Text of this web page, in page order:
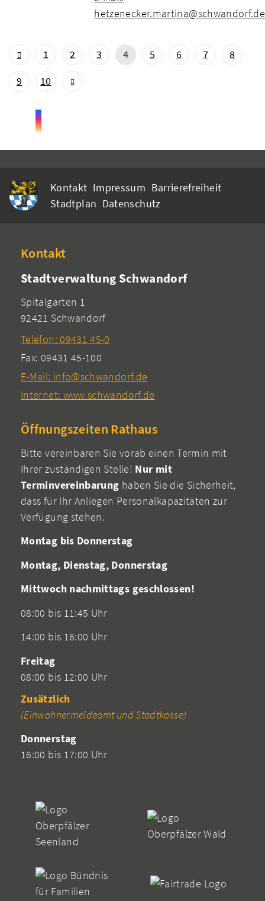
hetzenecker.martina@schwandorf.de
1 2 3 4 5 6 7
8
9
10
Kontakt Impressum Barrierefreiheit
Stadtplan Datenschutz
Kontakt
Stadtverwaltung Schwandorf
Spitalgarten 1
92421 Schwandorf
Telefon: 09431 45-0
Fax: 09431 45-100
E-Mail: info@schwandorf.de
Internet: www.schwandorf.de
Öffnungszeiten Rathaus
Bitte vereinbaren Sie vorab einen Termin mit
Ihrer zuständigen Stelle! Nur mit
Terminvereinbarung haben Sie die Sicherheit,
dass für Ihr Anliegen Personalkapazitäten zur
Verfügung stehen.
Montag bis Donnerstag
Montag, Dienstag, Donnerstag
Mittwoch nachmittags geschlossen!
08:00 bis 11:45 Uhr
14:00 bis 16:00 Uhr
Freitag
08:00 bis 12:00 Uhr
Zusätzlich
(Einwohnermeldeamt und Stadtkasse)
Donnerstag
16:00 bis 17:00 Uhr